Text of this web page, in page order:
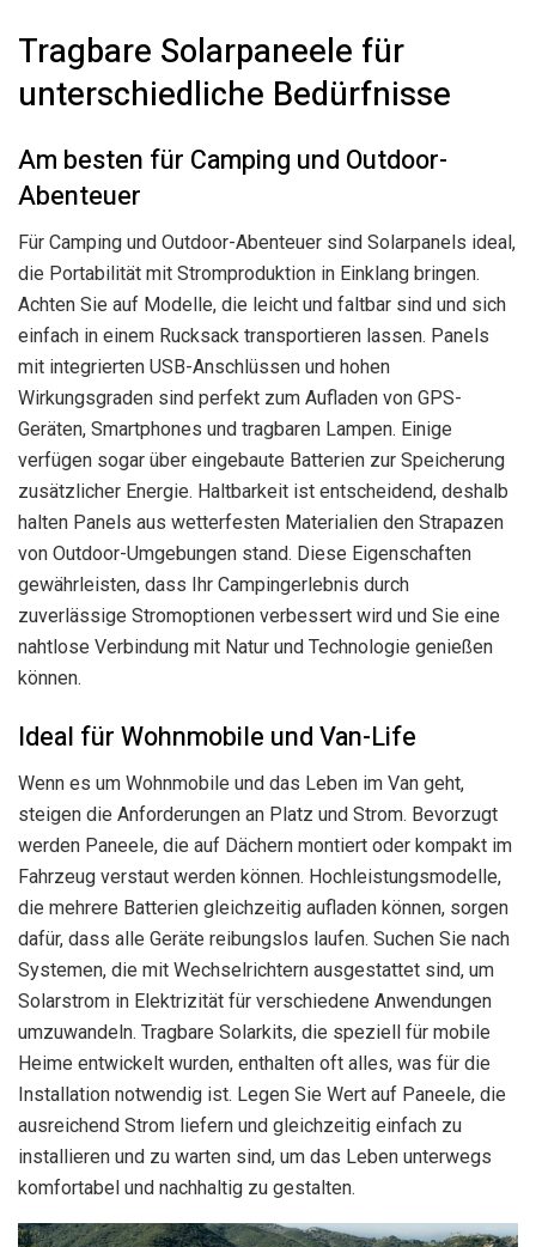
Tragbare Solarpaneele für
unterschiedliche Bedürfnisse
Am besten für Camping und Outdoor-
Abenteuer
Für Camping und Outdoor-Abenteuer sind Solarpanels ideal,
die Portabilität mit Stromproduktion in Einklang bringen.
Achten Sie auf Modelle, die leicht und faltbar sind und sich
einfach in einem Rucksack transportieren lassen. Panels
mit integrierten USB-Anschlüssen und hohen
Wirkungsgraden sind perfekt zum Aufladen von GPS-
Geräten, Smartphones und tragbaren Lampen. Einige
verfügen sogar über eingebaute Batterien zur Speicherung
zusätzlicher Energie. Haltbarkeit ist entscheidend, deshalb
halten Panels aus wetterfesten Materialien den Strapazen
von Outdoor-Umgebungen stand. Diese Eigenschaften
gewährleisten, dass Ihr Campingerlebnis durch
zuverlässige Stromoptionen verbessert wird und Sie eine
nahtlose Verbindung mit Natur und Technologie genießen
können.
Ideal für Wohnmobile und Van-Life
Wenn es um Wohnmobile und das Leben im Van geht,
steigen die Anforderungen an Platz und Strom. Bevorzugt
werden Paneele, die auf Dächern montiert oder kompakt im
Fahrzeug verstaut werden können. Hochleistungsmodelle,
die mehrere Batterien gleichzeitig aufladen können, sorgen
dafür, dass alle Geräte reibungslos laufen. Suchen Sie nach
Systemen, die mit Wechselrichtern ausgestattet sind, um
Solarstrom in Elektrizität für verschiedene Anwendungen
umzuwandeln. Tragbare Solarkits, die speziell für mobile
Heime entwickelt wurden, enthalten oft alles, was für die
Installation notwendig ist. Legen Sie Wert auf Paneele, die
ausreichend Strom liefern und gleichzeitig einfach zu
installieren und zu warten sind, um das Leben unterwegs
komfortabel und nachhaltig zu gestalten.